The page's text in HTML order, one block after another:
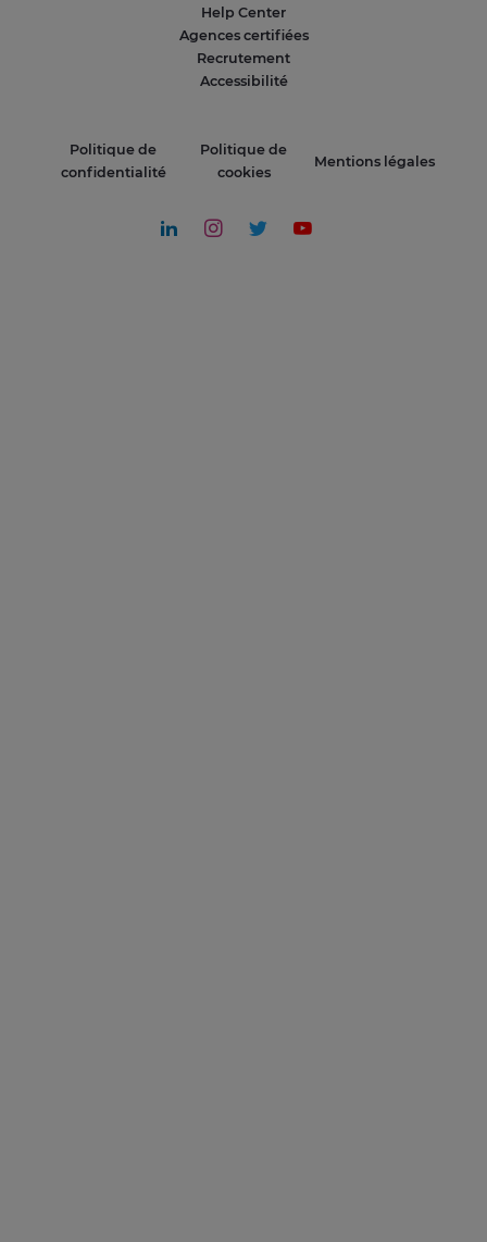
Help Center
Agences certifiées
Recrutement
Accessibilité
Politique de
confidentialité
Politique de
cookies
Mentions légales